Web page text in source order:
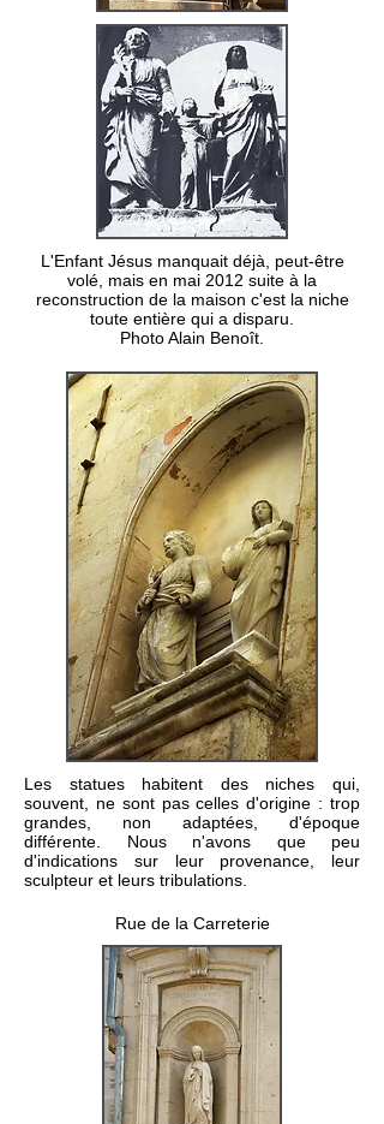
L'Enfant Jésus manquait déjà, peut-être
volé, mais en mai 2012 suite à la
reconstruction de la maison c'est la niche
toute entière qui a disparu.
Photo Alain Benoît.
Les statues habitent des niches qui,
souvent, ne sont pas celles d'origine : trop
grandes, non adaptées, d'époque
différente. Nous n'avons que peu
d'indications sur leur provenance, leur
sculpteur et leurs tribulations.
Rue de la Carreterie